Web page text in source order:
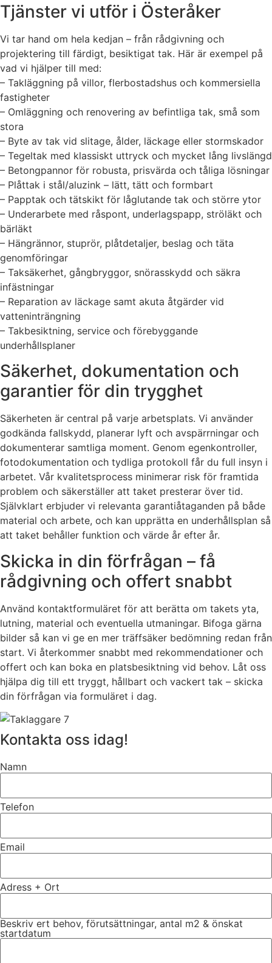
Tjänster vi utför i Österåker
Vi tar hand om hela kedjan – från rådgivning och
projektering till färdigt, besiktigat tak. Här är exempel på
vad vi hjälper till med:
– Takläggning på villor, flerbostadshus och kommersiella
fastigheter
– Omläggning och renovering av befintliga tak, små som
stora
– Byte av tak vid slitage, ålder, läckage eller stormskador
– Tegeltak med klassiskt uttryck och mycket lång livslängd
– Betongpannor för robusta, prisvärda och tåliga lösningar
– Plåttak i stål/aluzink – lätt, tätt och formbart
– Papptak och tätskikt för låglutande tak och större ytor
– Underarbete med råspont, underlagspapp, ströläkt och
bärläkt
– Hängrännor, stuprör, plåtdetaljer, beslag och täta
genomföringar
– Taksäkerhet, gångbryggor, snörasskydd och säkra
infästningar
– Reparation av läckage samt akuta åtgärder vid
vatteninträngning
– Takbesiktning, service och förebyggande
underhållsplaner
Säkerhet, dokumentation och
garantier för din trygghet
Säkerheten är central på varje arbetsplats. Vi använder
godkända fallskydd, planerar lyft och avspärrningar och
dokumenterar samtliga moment. Genom egenkontroller,
fotodokumentation och tydliga protokoll får du full insyn i
arbetet. Vår kvalitetsprocess minimerar risk för framtida
problem och säkerställer att taket presterar över tid.
Självklart erbjuder vi relevanta garantiåtaganden på både
material och arbete, och kan upprätta en underhållsplan så
att taket behåller funktion och värde år efter år.
Skicka in din förfrågan – få
rådgivning och offert snabbt
Använd kontaktformuläret för att berätta om takets yta,
lutning, material och eventuella utmaningar. Bifoga gärna
bilder så kan vi ge en mer träffsäker bedömning redan från
start. Vi återkommer snabbt med rekommendationer och
offert och kan boka en platsbesiktning vid behov. Låt oss
hjälpa dig till ett tryggt, hållbart och vackert tak – skicka
din förfrågan via formuläret i dag.
Kontakta oss idag!
Namn
Telefon
Email
Adress + Ort
Beskriv ert behov, förutsättningar, antal m2 & önskat
startdatum